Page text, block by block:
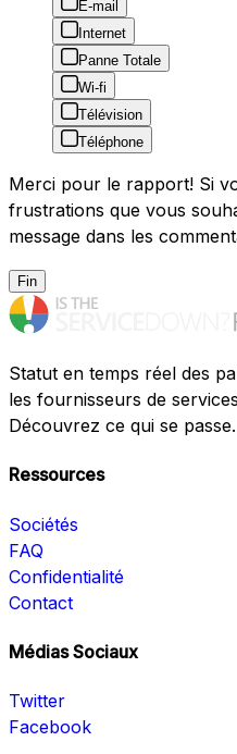
E-mail
Internet
Panne Totale
Wi-fi
Télévision
Téléphone
Merci pour le rapport! Si
frustrations que vous
message dans les
Fin
Statut en temps réel des
les fournisseurs de
Découvrez ce qui se passe.
Ressources
Sociétés
FAQ
Confidentialité
Contact
Médias Sociaux
Twitter
Facebook